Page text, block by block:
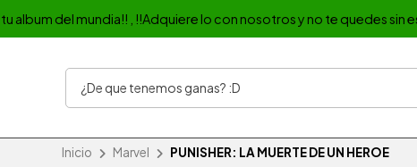
tu album del mundia!! , !!Adquiere lo con nosotros y no te quedes
Inicio Marvel PUNISHER: LA MUERTE DE UN HEROE